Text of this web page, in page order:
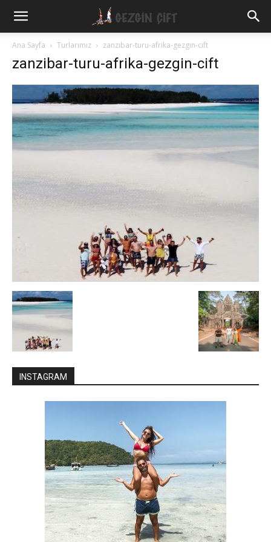
Gezgin
Çift
Ana Sayfa Turlarımız zanzibar-turu-afrika-gezgin-cift
zanzibar-turu-afrika-gezgin-cift
INSTAGRAM